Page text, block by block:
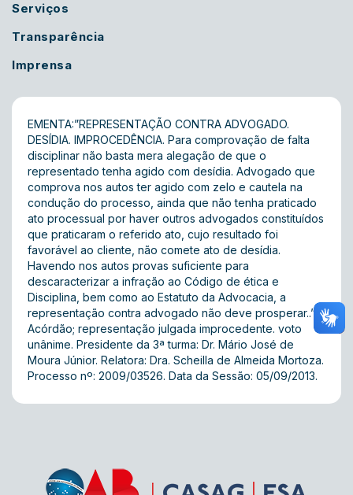
Serviços
Transparência
Imprensa
EMENTA:”REPRESENTAÇÃO CONTRA ADVOGADO.
DESÍDIA. IMPROCEDÊNCIA. Para comprovação de falta
disciplinar não basta mera alegação de que o
representado tenha agido com desídia. Advogado que
comprova nos autos ter agido com zelo e cautela na
condução do processo, ainda que não tenha praticado
ato processual por haver outros advogados constituídos
que praticaram o referido ato, cujo resultado foi
favorável ao cliente, não comete ato de desídia.
Havendo nos autos provas suficiente para
descaracterizar a infração ao Código de ética e
Disciplina, bem como ao Estatuto da Advocacia, a
representação contra advogado não deve prosperar..”
Acórdão; representação julgada improcedente. voto
unânime. Presidente da 3ª turma: Dr. Mário José de
Moura Júnior. Relatora: Dra. Scheilla de Almeida Mortoza.
Processo nº: 2009/03526. Data da Sessão: 05/09/2013.